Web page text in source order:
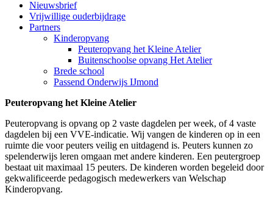
Nieuwsbrief
Vrijwillige ouderbijdrage
Partners
Kinderopvang
Peuteropvang het Kleine Atelier
Buitenschoolse opvang Het Atelier
Brede school
Passend Onderwijs IJmond
Peuteropvang het Kleine Atelier
Peuteropvang is opvang op 2 vaste dagdelen per week, of 4 vaste
dagdelen bij een VVE-indicatie. Wij vangen de kinderen op in een
ruimte die voor peuters veilig en uitdagend is. Peuters kunnen zo
spelenderwijs leren omgaan met andere kinderen. Een peutergroep
bestaat uit maximaal 15 peuters. De kinderen worden begeleid door
gekwalificeerde pedagogisch medewerkers van Welschap
Kinderopvang.